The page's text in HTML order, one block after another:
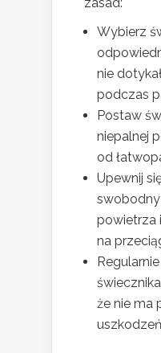
Wybierz
nie
podczas
Postaw
niepalnej
od
Upewnij
powietrza
na
że nie ma